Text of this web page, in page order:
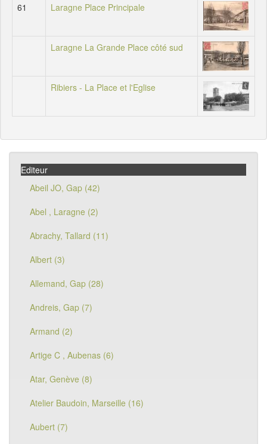
61 Laragne Place Principale
Laragne La Grande Place côté sud
Ribiers - La Place et l'Eglise
Editeur
Abeil JO, Gap (42)
Abel , Laragne (2)
Abrachy, Tallard (11)
Albert (3)
Allemand, Gap (28)
Andreis, Gap (7)
Armand (2)
Artige C , Aubenas (6)
Atar, Genève (8)
Atelier Baudoin, Marseille (16)
Aubert (7)